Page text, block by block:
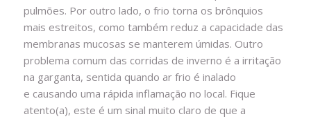
pulmões. Por outro lado, o frio torna os brônquios
mais estreitos, como também reduz a capacidade das
membranas mucosas se manterem úmidas. Outro
problema comum das corridas de inverno é a irritação
na garganta, sentida quando ar frio é inalado
e causando uma rápida inflamação no local. Fique
atento(a), este é um sinal muito claro de que a